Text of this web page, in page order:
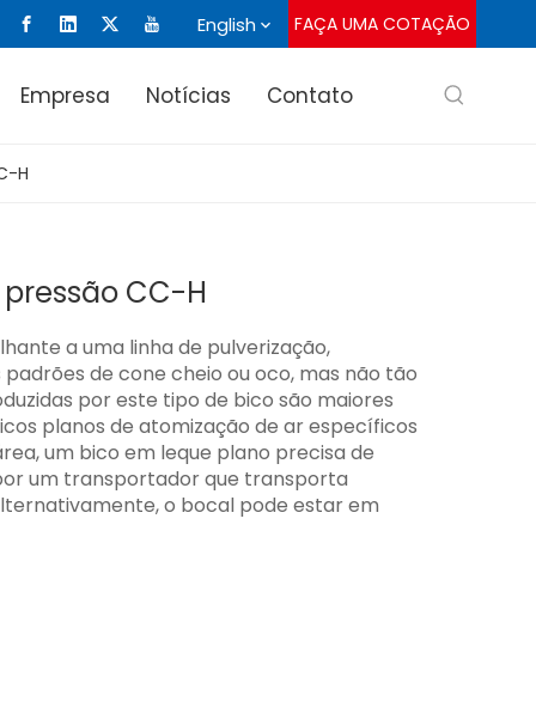
English FAÇA UMA COTAÇÃO
Empresa Notícias Contato
H
CC-H
a uma linha de pulverização,
de cone cheio ou oco, mas não tão
por este tipo de bico são maiores
planos de atomização de ar específicos
um bico em leque plano precisa de
um transportador que transporta
o bocal pode estar em